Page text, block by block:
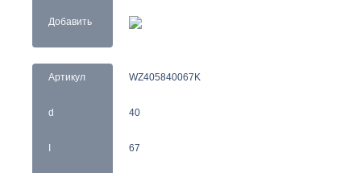
Добавить
Артикул
d
WZ405840067K
40
67